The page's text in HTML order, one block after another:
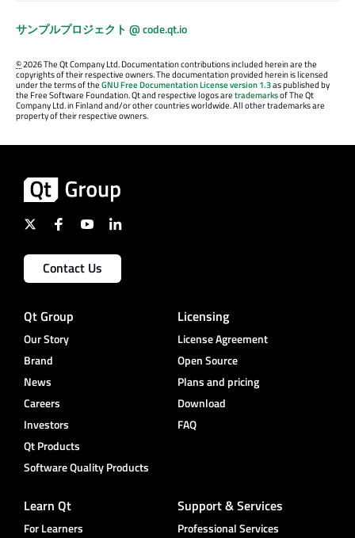
サンプルプロジェクト @ code.qt.io
©2026 The Qt Company Ltd. Documentation contributions included herein are the
copyrights of their respective owners. The documentation provided herein is licensed
under the terms of theGNU Free Documentation License version 1.3as published by
the Free Software Foundation. Qt and respective logos aretrademarksof The Qt
Company Ltd. in Finland and/or other countries worldwide. All other trademarks are
property of their respective owners.
Contact Us
Qt Group
Our Story
Brand
News
Careers
Investors
Qt Products
Software Quality Products
Licensing
License Agreement
Open Source
Plans and pricing
Download
FAQ
Learn Qt
For Learners
Support & Services
Professional Services